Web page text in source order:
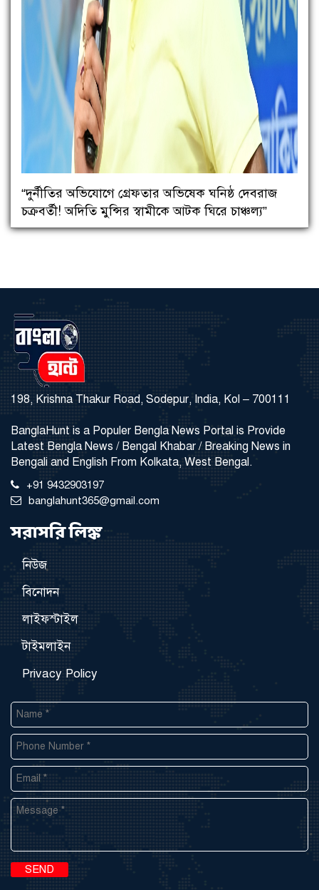
“দুর্নীতির অভিযোগে গ্রেফতার অভিষেক ঘনিষ্ঠ দেবরাজ
চক্রবর্তী! অদিতি মুন্সির স্বামীকে আটক ঘিরে চাঞ্চল্য”
198, Krishna Thakur Road, Sodepur, India, Kol – 700111
BanglaHunt is a Populer Bengla News Portal is Provide
Latest Bengla News / Bengal Khabar / Breaking News in
Bengali and English From Kolkata, West Bengal.
+91 9432903197
banglahunt365@gmail.com
সরাসরি লিঙ্ক
নিউজ
বিনোদন
লাইফস্টাইল
টাইমলাইন
Privacy Policy